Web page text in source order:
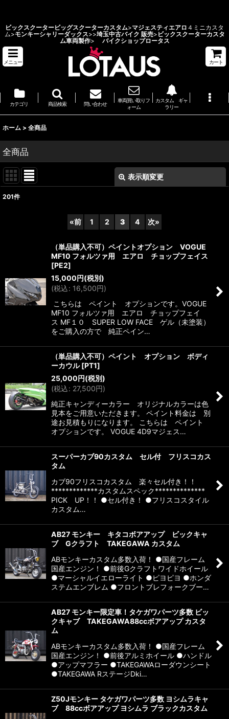
ビックスクータービッグスクーターカスタム>マジェスティエアロ ４ミニカスタ
ム>モンキーシャリーダックス>>埼玉中古バイク 販売> ビックスクーターカスタ
ム車両製作> バイクショップロータス
メニュー カート
カテゴリ 商品検索 問い合わせ
車両買い取りフ
ォーム
カスタム ギャ
ラリー
ホーム > 全商品
全商品
表示順変更
絞り込む
201件
«前 1 2 3 4 次»
（単品購入不可）ペイントオプション VOGUE
MF10 フォルツァ用 エアロ チョップフェイス
[PE2]
15,000円(税別)
(税込: 16,500円)
こちらは ペイント オプションです。VOGUE
MF10 フォルツァ用 エアロ チョップフェイ
ス MF１０ SUPER LOW FACE ゲル（未塗装）
をご購入の方で 純正ペイン…
（単品購入不可）ペイント オプション ボディ
ーカウル [PT1]
25,000円(税別)
(税込: 27,500円)
純正キャンディーカラー オリジナルカラーは色
見本をご用意いただきます。 ペイント料金は 別
途お見積もりになります。 こちらは ペイント
オプションです。 VOGUE 4D9マジェス…
スーパーカブ90カスタム セル付 フリスコカス
タム
カブ90フリスコカスタム 楽々セル付き！！
*************カスタムスペック**************
PICK UP！！ ●セル付き！ ●フリスコスタイル
カスタム…
AB27 モンキー キタコボアアップ ビックキャ
ブ Gクラフト TAKEGAWA カスタム
ABモンキーカスタム多数入荷！ ●国産フレーム
国産エンジン！ ●前後Gクラフトワイドホイール
●マーシャルイエローライト ●ピヨピヨ ●ホンダ
ステムエンブレム ●フロントブレフォークブー…
AB27 モンキー限定車！タケガワパーツ多数 ビッ
クキャブ TAKEGAWA88ccボアアップ カスタ
ム
ABモンキーカスタム多数入荷！ ●国産フレーム
国産エンジン！ ●前後アルミホイール ●ハンドル
●アップマフラー ●TAKEGAWAローダウンシート
●TAKEGAWA RステージDki…
Z50Jモンキー タケガワパーツ多数 ヨシムラキャ
ブ 88ccボアアップ ヨシムラ ブラックカスタム